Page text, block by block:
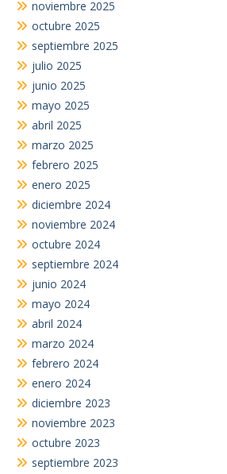
noviembre 2025
octubre 2025
septiembre 2025
julio 2025
junio 2025
mayo 2025
abril 2025
marzo 2025
febrero 2025
enero 2025
diciembre 2024
noviembre 2024
octubre 2024
septiembre 2024
junio 2024
mayo 2024
abril 2024
marzo 2024
febrero 2024
enero 2024
diciembre 2023
noviembre 2023
octubre 2023
septiembre 2023